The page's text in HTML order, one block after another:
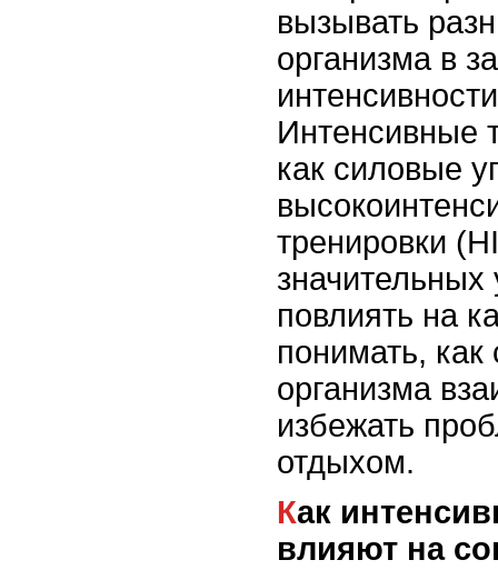
вызывать
организма в
Интенсивные
как силовые
тренировки
повлиять на
понимать,
организма
избежать
отдыхом.
Как интенсивные тренировки
влияют на